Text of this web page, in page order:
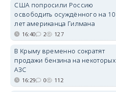
США попросили Россию
освободить осуждённого на 10
лет американца Гилмана
16:40 2 127
В Крыму временно сократят
продажи бензина на некоторых
АЗС
16:29 0 112